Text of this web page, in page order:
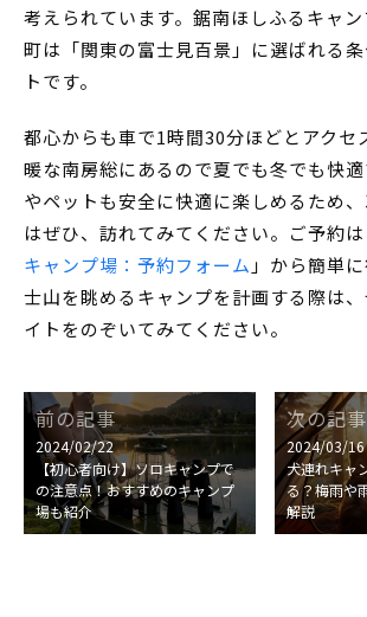
考えられています。鋸南ほしふるキャ
町は「関東の富士見百景」に選ばれる
トです。
都心からも車で1時間30分ほどとアクセ
暖な南房総にあるので夏でも冬でも快
やペットも安全に快適に楽しめるため
はぜひ、訪れてみてください。 ご予約
キャンプ場：予約フォーム 」から簡単に
士山を眺めるキャンプを計画する際は
イトをのぞいてみてください。
前の記事
2024/02/22
【初心者向け】ソロキャンプで
の注意点！おすすめのキャンプ
場も紹介
次の記事
2024/03/16
犬連れキャ
る？梅雨や
解説